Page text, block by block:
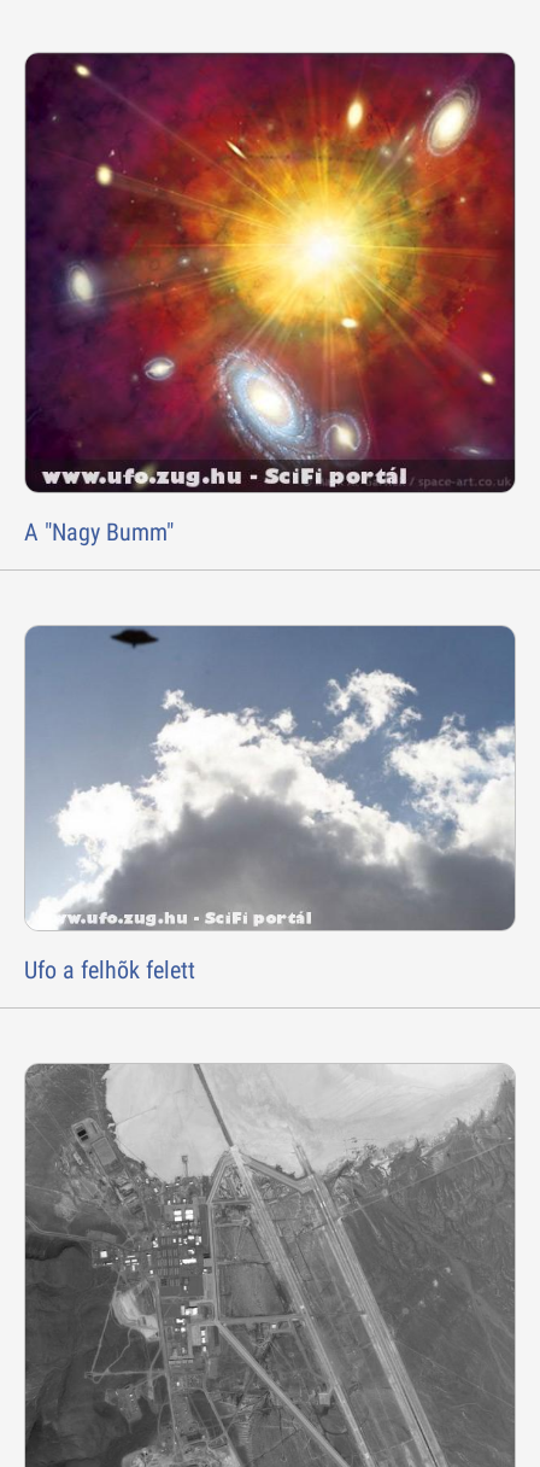
A "Nagy Bumm"
Ufo a felhõk felett